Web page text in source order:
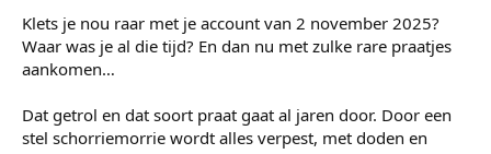
hebben nog cat 1 vuurwerk en carbid en andere
vreugedevuren enz rotzooi trappers komen wel aan hun shit
over grens alles te koop nu zijn die romijnse kanonnen erg in
wapen is makkelijk te krijgen ja wapen is niet gevaarlijk maar
de gebruiker van helaas lopen veel gestoorden rond mijn
Klets je nou raar met je account van 2 november 2025?
Waar was je al die tijd? En dan nu met zulke rare praatjes
aankomen…
Dat getrol en dat soort praat gaat al jaren door. Door een
stel schorriemorrie wordt alles verpest, met doden en